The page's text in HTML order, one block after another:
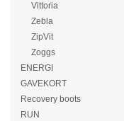
Vittoria
Zebla
ZipVit
Zoggs
ENERGI
GAVEKORT
Recovery boots
RUN